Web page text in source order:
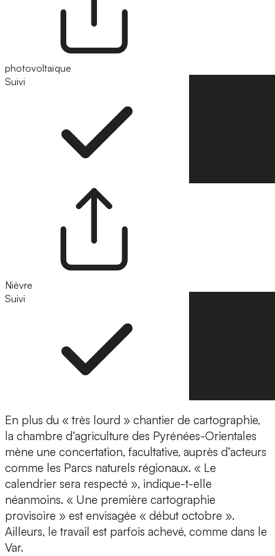
photovoltaïque
Suivi
Nièvre
Suivi
En plus du « très lourd » chantier de cartographie,
la chambre d’agriculture des Pyrénées-Orientales
mène une concertation, facultative, auprès d’acteurs
comme les Parcs naturels régionaux. « Le
calendrier sera respecté », indique-t-elle
néanmoins. « Une première cartographie
provisoire » est envisagée « début octobre ».
Ailleurs, le travail est parfois achevé, comme dans le
Var.